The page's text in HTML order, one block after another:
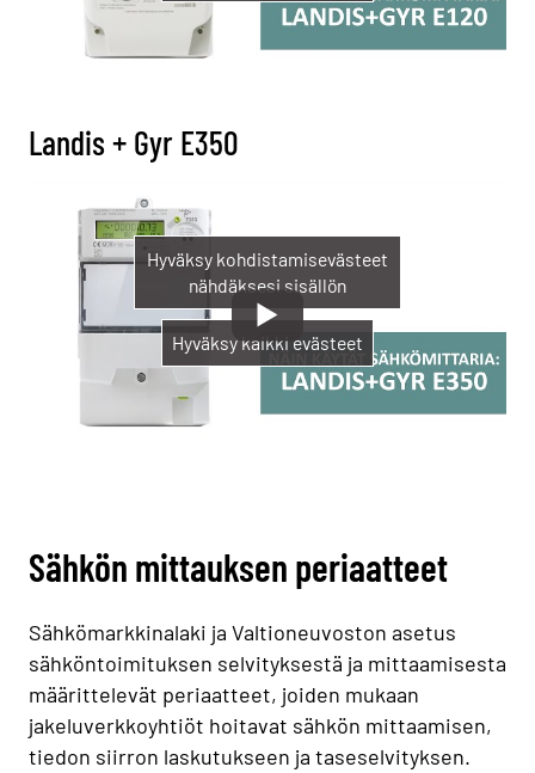
Landis + Gyr E350
Hyväksy kohdistamisevästeet
nähdäksesi sisällön
Hyväksy kaikki evästeet
Sähkön mittauksen periaatteet
Sähkömarkkinalaki ja Valtioneuvoston asetus
sähköntoimituksen selvityksestä ja mittaamisesta
määrittelevät periaatteet, joiden mukaan
jakeluverkkoyhtiöt hoitavat sähkön mittaamisen,
tiedon siirron laskutukseen ja taseselvityksen.